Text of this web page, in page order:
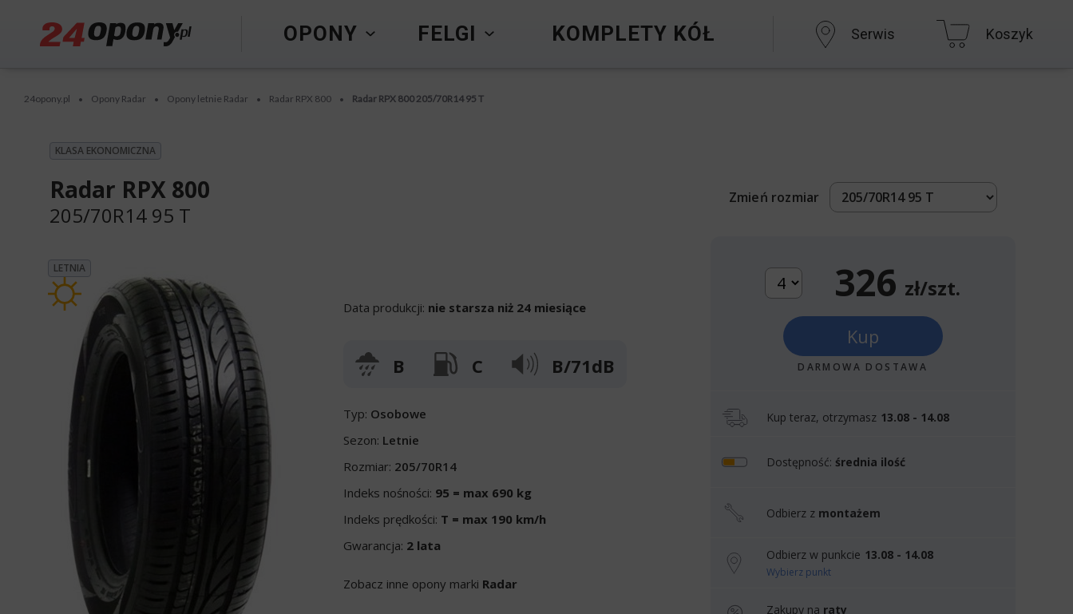
OPONY FELGI KOMPLETY KÓŁ Serwis Koszyk
24opony.pl • Opony Radar • Opony letnie Radar • Radar RPX 800 • Radar RPX 800 205/70R14 95 T
KLASA EKONOMICZNA
Radar RPX 800
205/70R14 95 T
LETNIA
Data produkcji: nie starsza niż 24 miesiące
B C B/71dB
Typ: Osobowe
Sezon: Letnie
Rozmiar: 205/70R14
Indeks nośności: 95 = max 690 kg
Indeks prędkości: T = max 190 km/h
Gwarancja: 2 lata
Zobacz inne opony marki Radar
Zmień rozmiar
326 zł/szt.
Kup
DARMOWA DOSTAWA
Kup teraz, otrzymasz 13.08 - 14.08
Dostępność: średnia ilość
Odbierz z montażem
Odbierz w punkcie 13.08 - 14.08
Wybierz punkt
Zakupy na raty